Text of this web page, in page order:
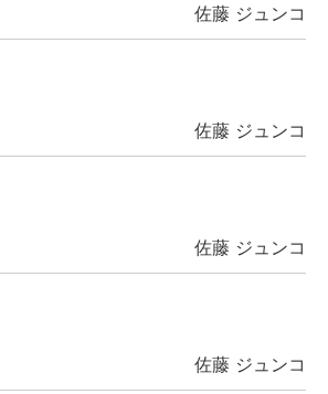
佐藤 ジュンコ
佐藤 ジュンコ
佐藤 ジュンコ
佐藤 ジュンコ